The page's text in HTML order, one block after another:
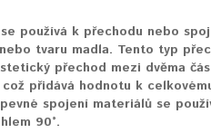
používá k přechodu nebo
tvaru madla. Tento typ
přechod mezi dvěma
přidává hodnotu k
spojení materiálů se
90°.